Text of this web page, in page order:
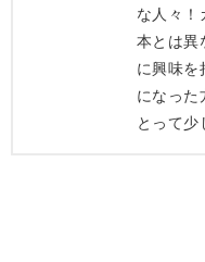
な人々！
本とは異
に興味を
になった
とって少